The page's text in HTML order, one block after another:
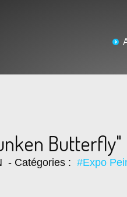
Butterfly"
- Catégories : #Expo